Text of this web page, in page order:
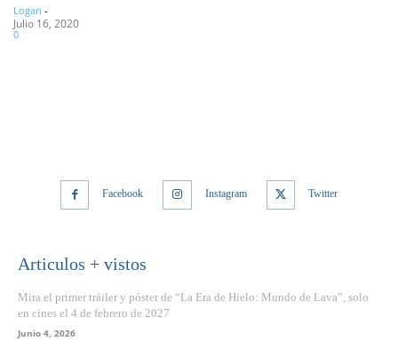
Logan -
Julio 16, 2020
0
Facebook Instagram Twitter
Articulos + vistos
Mira el primer tráiler y póster de “La Era de Hielo: Mundo de Lava”, solo
en cines el 4 de febrero de 2027
Junio 4, 2026